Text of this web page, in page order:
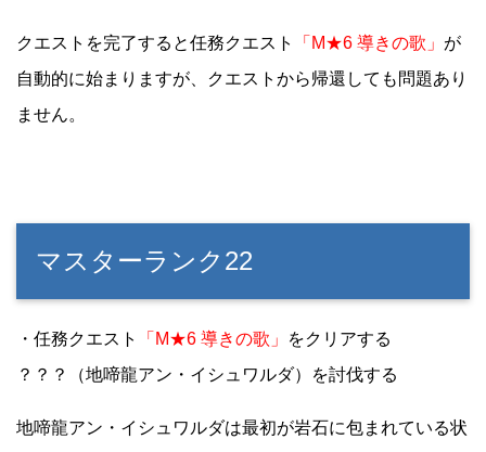
クエストを完了すると任務クエスト 「M★6 導きの歌」 が
自動的に始まりますが、クエストから帰還しても問題あり
ません。
マスターランク22
・任務クエスト 「M★6 導きの歌」
をクリアする
？？？（地啼龍アン・イシュワルダ）を討伐する
地啼龍アン・イシュワルダは最初が岩石に包まれている状